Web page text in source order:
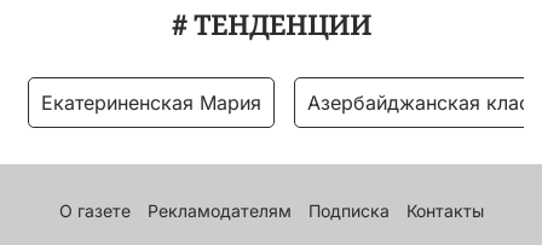
# ТЕНДЕНЦИИ
Екатериненская Мария Азербайджанская
О газете Рекламодателям Подписка Контакты